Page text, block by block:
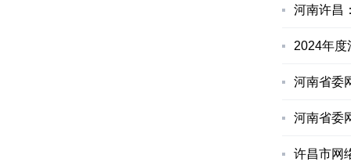
河南许昌
2024年度
河南省委
河南省委
许昌市网